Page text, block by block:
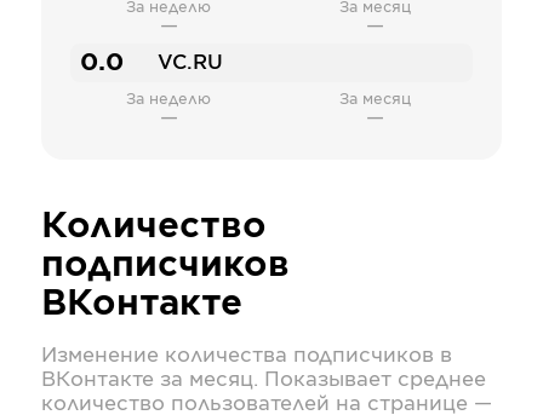
За неделю
—
За месяц
—
0.0 VC.RU
За неделю
—
За месяц
—
Количество
подписчиков
ВКонтакте
Изменение количества подписчиков в
ВКонтакте за месяц. Показывает среднее
количество пользователей на странице —